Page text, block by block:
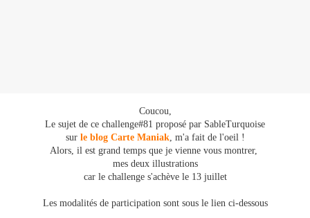
Coucou,
Le sujet de ce challenge#81 proposé par SableTurquoise
sur le blog Carte Maniak, m'a fait de l'oeil !
Alors, il est grand temps que je vienne vous montrer,
mes deux illustrations
car le challenge s'achève le 13 juillet
Les modalités de participation sont sous le lien ci-dessous